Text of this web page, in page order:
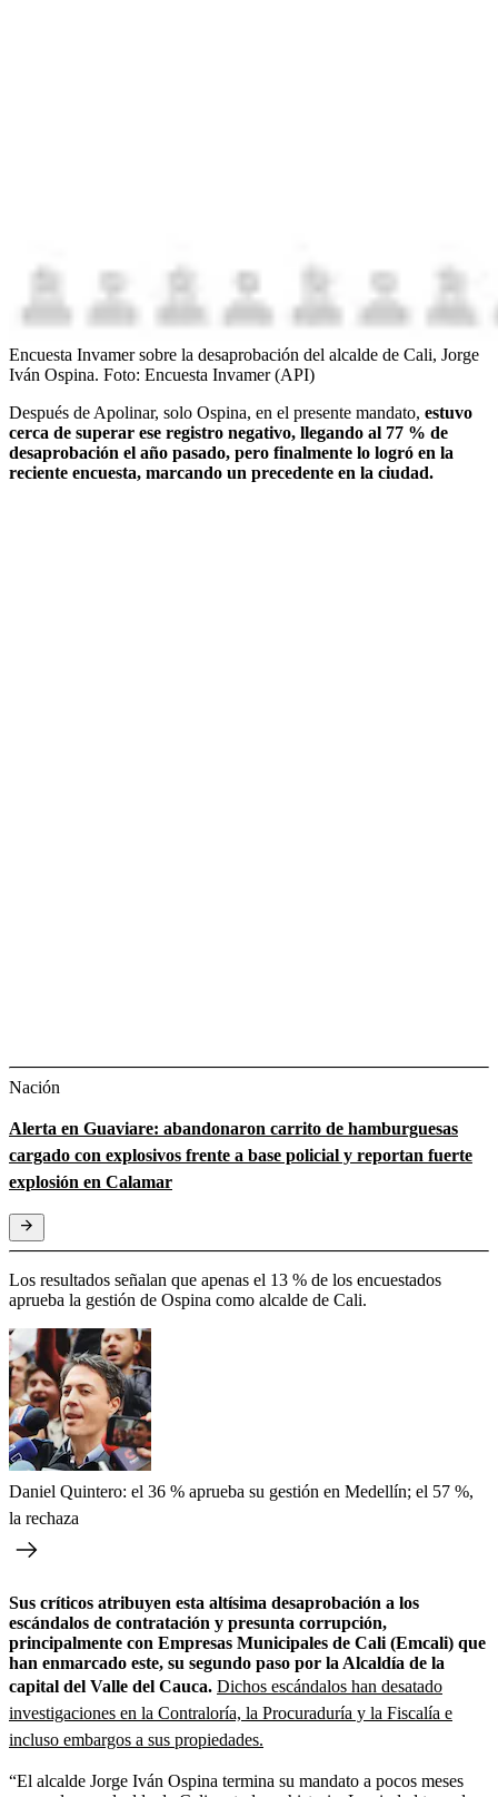
Encuesta Invamer sobre la desaprobación del alcalde de Cali, Jorge
Iván Ospina. Foto: Encuesta Invamer (API)
Después de Apolinar, solo Ospina, en el presente mandato, estuvo
cerca de superar ese registro negativo, llegando al 77 % de
desaprobación el año pasado, pero finalmente lo logró en la
reciente encuesta, marcando un precedente en la ciudad.
Nación
Alerta en Guaviare: abandonaron carrito de hamburguesas
cargado con explosivos frente a base policial y reportan fuerte
explosión en Calamar
Los resultados señalan que apenas el 13 % de los encuestados
aprueba la gestión de Ospina como alcalde de Cali.
Daniel Quintero: el 36 % aprueba su gestión en Medellín; el 57 %,
la rechaza
Sus críticos atribuyen esta altísima desaprobación a los
escándalos de contratación y presunta corrupción,
principalmente con Empresas Municipales de Cali (Emcali) que
han enmarcado este, su segundo paso por la Alcaldía de la
capital del Valle del Cauca. Dichos escándalos han desatado
investigaciones en la Contraloría, la Procuraduría y la Fiscalía e
incluso embargos a sus propiedades.
“El alcalde Jorge Iván Ospina termina su mandato a pocos meses